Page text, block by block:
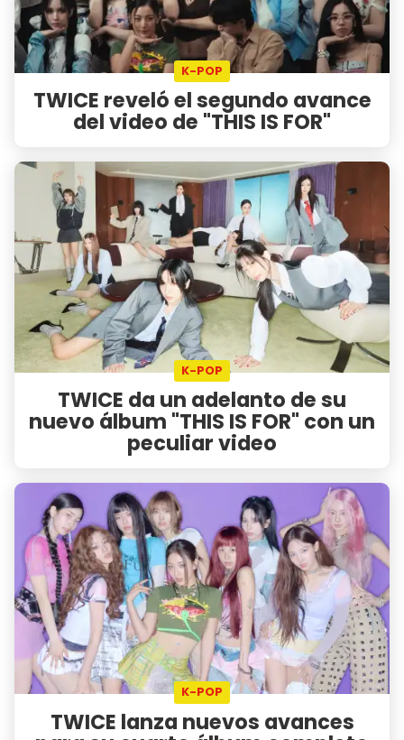
K-POP
TWICE reveló el segundo avance
del video de "THIS IS FOR"
K-POP
TWICE da un adelanto de su
nuevo álbum "THIS IS FOR" con un
peculiar video
K-POP
TWICE lanza nuevos avances